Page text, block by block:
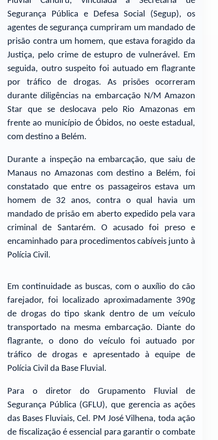
Segurança Pública e Defesa Social (Segup), os
agentes de segurança cumpriram um mandado de
prisão contra um homem, que estava foragido da
Justiça, pelo crime de estupro de vulnerável. Em
seguida, outro suspeito foi autuado em flagrante
por tráfico de drogas. As prisões ocorreram
durante diligências na embarcação N/M Amazon
Star que se deslocava pelo Rio Amazonas em
frente ao município de Óbidos, no oeste estadual,
com destino a Belém.
Durante a inspeção na embarcação, que saiu de
Manaus no Amazonas com destino a Belém, foi
constatado que entre os passageiros estava um
homem de 32 anos, contra o qual havia um
mandado de prisão em aberto expedido pela vara
criminal de Santarém. O acusado foi preso e
encaminhado para procedimentos cabíveis junto à
Polícia Civil.
Em continuidade as buscas, com o auxílio do cão
farejador, foi localizado aproximadamente 390g
de drogas do tipo skank dentro de um veículo
transportado na mesma embarcação. Diante do
flagrante, o dono do veículo foi autuado por
tráfico de drogas e apresentado à equipe de
Polícia Civil da Base Fluvial.
Para o diretor do Grupamento Fluvial de
Segurança Pública (GFLU), que gerencia as ações
das Bases Fluviais, Cel. PM José Vilhena, toda ação
de fiscalização é essencial para garantir o combate